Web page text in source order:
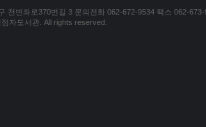
천변좌로370번길 3 문의전화 062-672-9534 팩스 062-673-
자도서관. All rights reserved.